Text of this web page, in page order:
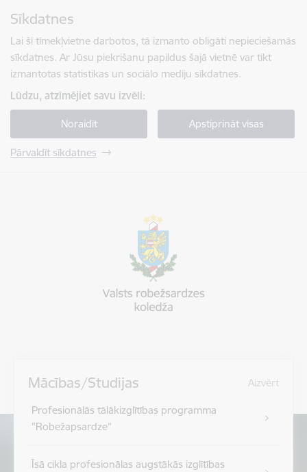
Sīkdatnes
Lai šī tīmekļvietne darbotos, tā izmanto obligāti nepieciešamās
sīkdatnes. Ar Jūsu piekrišanu papildus šajā vietnē var tikt
izmantotas statistikas un sociālo mediju sīkdatnes.
Lūdzu, atzīmējiet savu izvēli:
Noraidīt Apstiprināt visas
Pārvaldīt sīkdatnes
Mācības/Studijas Aizvērt
Profesionālās tālākizglītības programma
"Robežapsardze”
Īsā cikla profesionālas augstākās izglītības